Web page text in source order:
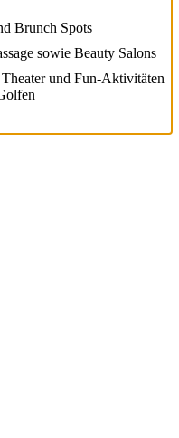
Brunch Spots
sowie Beauty Salons
und Fun-Aktivitäten